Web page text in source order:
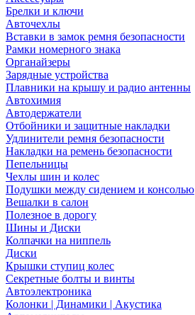
Брелки и ключи
Авточехлы
Вставки в замок ремня безопасности
Рамки номерного знака
Органайзеры
Зарядные устройства
Плавники на крышу и радио антенны
Автохимия
Автодержатели
Отбойники и защитные накладки
Удлинители ремня безопасности
Накладки на ремень безопасности
Пепельницы
Чехлы шин и колес
Подушки между сидением и консолью
Вешалки в салон
Полезное в дорогу
Шины и Диски
Колпачки на ниппель
Диски
Крышки ступиц колес
Секретные болты и винты
Автоэлектроника
Колонки | Динамики | Акустика